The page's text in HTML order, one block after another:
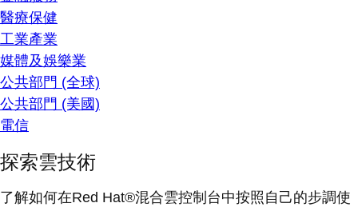
醫療保健
工業產業
媒體及娛樂業
公共部門 (全球)
公共部門 (美國)
電信
探索雲技術
了解如何在Red Hat®混合雲控制台中按照自己的步調使